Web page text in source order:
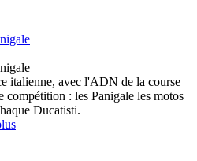
italienne, avec l'ADN de la course
compétition : les Panigale les motos
Ducatisti.